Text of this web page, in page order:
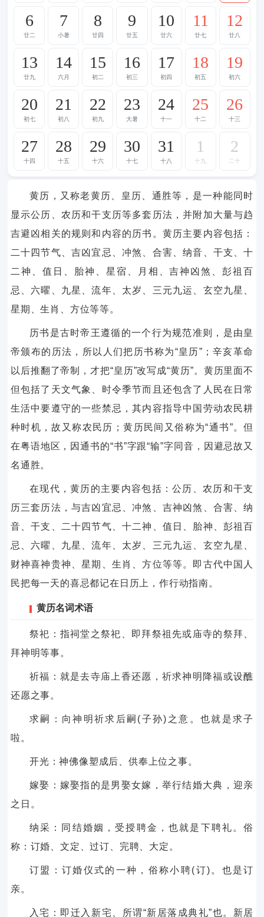
6
廿二
7
小暑
8
廿四
9
廿五
10
廿六
11
廿七
12
廿八
13
廿九
14
六月
15
初二
16
初三
17
初四
18
初五
19
初六
20
初七
21
初八
22
初九
23
大暑
24
十一
25
十二
26
十三
27
十四
28
十五
29
十六
30
十七
31
十八
1
十九
2
二十
黄历，又称老黄历、皇历、通胜等，是一种能同时
显示公历、农历和干支历等多套历法，并附加大量与趋
吉避凶相关的规则和内容的历书。黄历主要内容包括：
二十四节气、吉凶宜忌、冲煞、合害、纳音、干支、十
二神、值日、胎神、星宿、月相、吉神凶煞、彭祖百
忌、六曜、九星、流年、太岁、三元九运、玄空九星、
星期、生肖、方位等等。
历书是古时帝王遵循的一个行为规范准则，是由皇
帝颁布的历法，所以人们把历书称为“皇历”；辛亥革命
以后推翻了帝制，才把“皇历”改写成“黄历”。黄历里面不
但包括了天文气象、时令季节而且还包含了人民在日常
生活中要遵守的一些禁忌，其内容指导中国劳动农民耕
种时机，故又称农民历；黄历民间又俗称为“通书”。但
在粤语地区，因通书的“书”字跟“输”字同音，因避忌故又
名通胜。
在现代，黄历的主要内容包括：公历、农历和干支
历三套历法，与吉凶宜忌、冲煞、吉神凶煞、合害、纳
音、干支、二十四节气、十二神、值日、胎神、彭祖百
忌、六曜、九星、流年、太岁、三元九运、玄空九星、
财神喜神贵神、星期、生肖、方位等等。即古代中国人
民把每一天的喜忌都记在日历上，作行动指南。
黄历名词术语
祭祀：指祠堂之祭祀、即拜祭祖先或庙寺的祭拜、
拜神明等事。
祈福：就是去寺庙上香还愿，祈求神明降福或设醮
还愿之事。
求嗣：向神明祈求后嗣(子孙)之意。也就是求子
啦。
开光：神佛像塑成后、供奉上位之事。
嫁娶：嫁娶指的是男娶女嫁，举行结婚大典，迎亲
之日。
纳采：同结婚姻，受授聘金，也就是下聘礼。俗
称：订婚、文定、过订、完聘、大定。
订盟：订婚仪式的一种，俗称小聘(订)。也是订
亲。
入宅：即迁入新宅、所谓“新居落成典礼”也。新居